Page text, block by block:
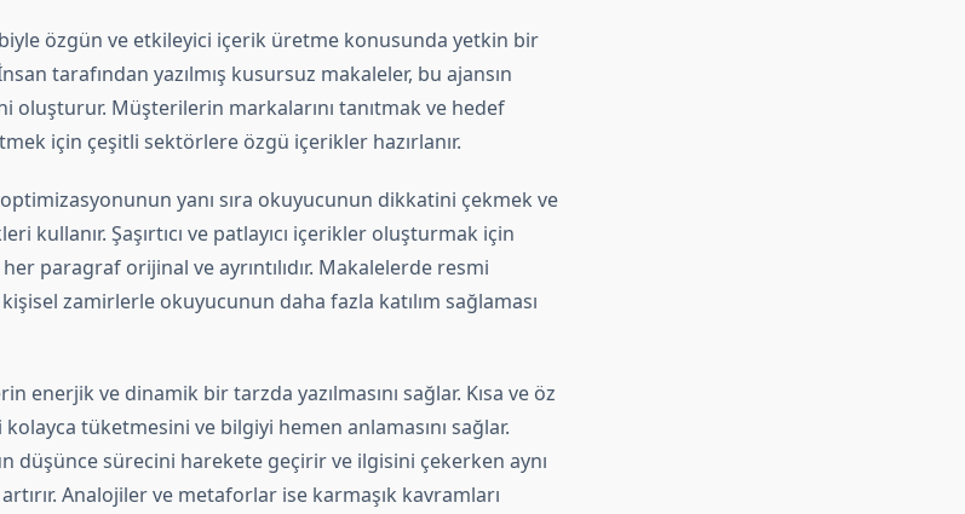
özgün ve etkileyici içerik üretme konusunda yetkin bir
tarafından yazılmış kusursuz makaleler, bu ajansın
Müşterilerin markalarını tanıtmak ve hedef
için çeşitli sektörlere özgü içerikler hazırlanır.
optimizasyonunun yanı sıra okuyucunun dikkatini çekmek ve
kullanır. Şaşırtıcı ve patlayıcı içerikler oluşturmak için
paragraf orijinal ve ayrıntılıdır. Makalelerde resmi
zamirlerle okuyucunun daha fazla katılım sağlaması
enerjik ve dinamik bir tarzda yazılmasını sağlar. Kısa ve öz
tüketmesini ve bilgiyi hemen anlamasını sağlar.
düşünce sürecini harekete geçirir ve ilgisini çekerken aynı
Analojiler ve metaforlar ise karmaşık kavramları